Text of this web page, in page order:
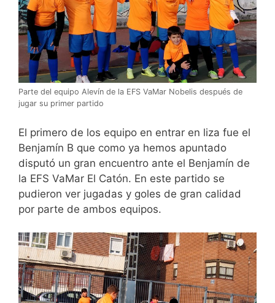
Parte del equipo Alevín de la EFS VaMar Nobelis después de
jugar su primer partido
El primero de los equipo en entrar en liza fue el
Benjamín B que como ya hemos apuntado
disputó un gran encuentro ante el Benjamín de
la EFS VaMar El Catón. En este partido se
pudieron ver jugadas y goles de gran calidad
por parte de ambos equipos.